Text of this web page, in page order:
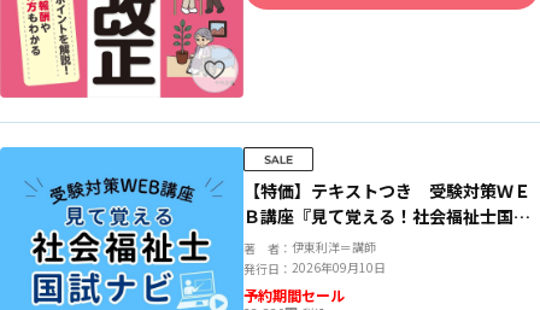
【特価】テキストつき 受験対策ＷＥ
Ｂ講座『見て覚える！社会福祉士国試
ナビ２０２７』
著 者： 伊東利洋＝講師
発行日： 2026年09月10日
予約期間セール